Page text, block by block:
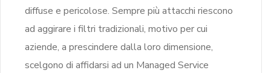
diffuse e pericolose. Sempre più attacchi riescono
ad aggirare i filtri tradizionali, motivo per cui
aziende, a prescindere dalla loro dimensione,
scelgono di affidarsi ad un Managed Service